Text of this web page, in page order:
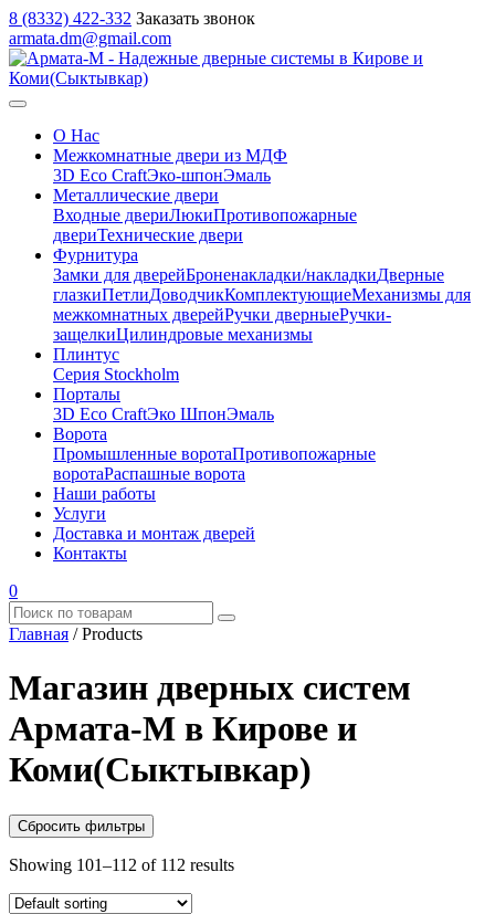
8 (8332) 422-332 Заказать звонок
armata.dm@gmail.com
О Нас
Межкомнатные двери из МДФ
3D Eco CraftЭко-шпонЭмаль
Металлические двери
Входные двериЛюкиПротивопожарные
двериТехнические двери
Фурнитура
Замки для дверейБроненакладки/накладкиДверные
глазкиПетлиДоводчикКомплектующиеМеханизмы для
межкомнатных дверейРучки дверныеРучки-
защелкиЦилиндровые механизмы
Плинтус
Серия Stockholm
Порталы
3D Eco CraftЭко ШпонЭмаль
Ворота
Промышленные воротаПротивопожарные
воротаРаспашные ворота
Наши работы
Услуги
Доставка и монтаж дверей
Контакты
0
Главная /Products
Магазин дверных систем
Армата-М в Кирове и
Коми(Сыктывкар)
Сбросить фильтры
Showing 101–112 of 112 results